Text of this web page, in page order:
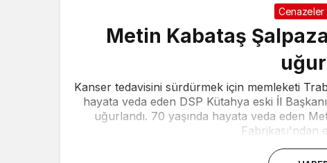
Cenazeler
Metin Kabataş
Kanser tedavisini sürdürmek için memleketi
hayata veda eden DSP Kütahya eski İl
uğurlandı. 70 yaşında hayata veda eden
Fabrikası'ndan